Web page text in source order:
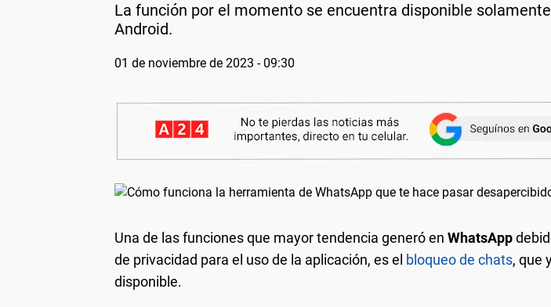
La función por el momento se encuentra disponible
Android.
01 de noviembre de 2023 - 09:30
Una de las funciones que mayor tendencia generó en WhatsApp
de privacidad para el uso de la aplicación, es el bloqueo de chats, que
disponible.